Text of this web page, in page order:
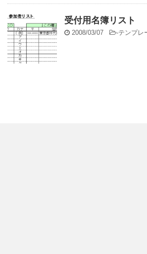
受付用名簿リスト
2008/03/07 -テンプレ